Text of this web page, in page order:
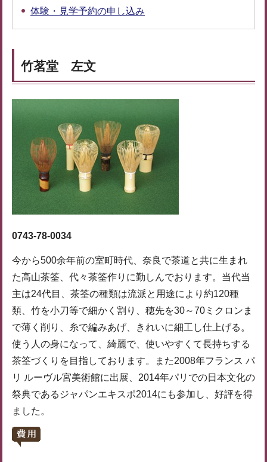
体験・見学予約の申し込み
竹茗堂 左文
0743-78-0034
今から500余年前の室町時代、奈良で茶道と共に生まれ
た高山茶筌、代々茶筌作りに勤しんでおります。当代当
主は24代目、茶筌の種類は流派と用途により約120種
類、竹を小刀等で細かく割り、穂先を30～70ミクロンま
で薄く削り、糸で編みあげ、きれいに細工し仕上げる。
使う人の身になって、綺麗で、使いやすくて長持ちする
茶筌づくりを目指しております。また2008年フランス パ
リ ルーヴル宮美術館に出展、2014年パリでの日本文化の
祭典であるジャパンエキスポ2014にも参加し、好評を得
ました。